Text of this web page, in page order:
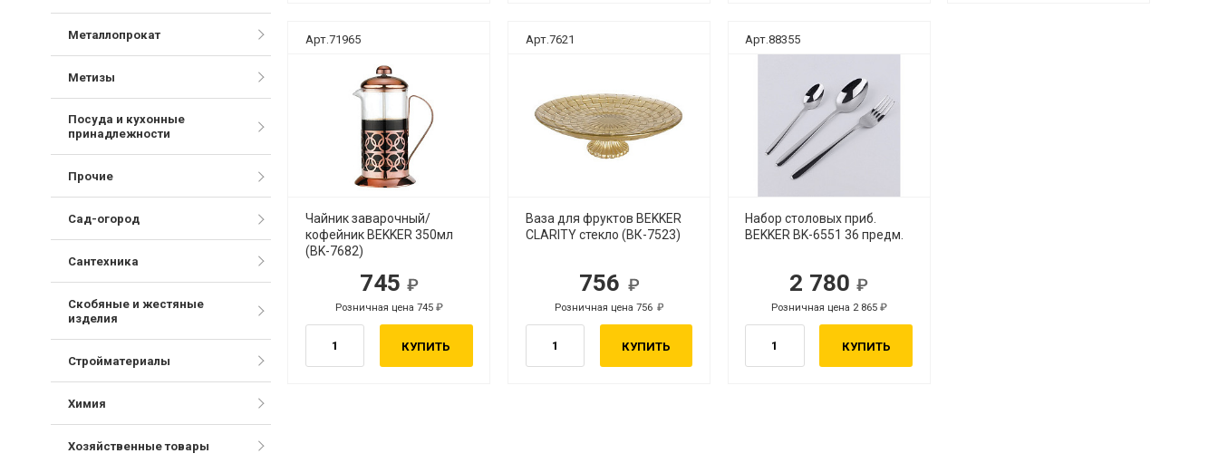
Арт.71965
Чайник заварочный/
кофейник BEKKER 350мл
(BK-7682)
745
Розничная цена 745
КУПИТЬ
Арт.7621
Ваза для фруктов BEKKER
CLARITY стекло (ВК-7523)
756
руб.
Розничная цена 756
руб.
КУПИТЬ
Арт.88355
Набор столовых приб.
BEKKER BK-6551 36 предм.
2 780
руб.
Розничная цена 2 865
руб.
КУПИТЬ
Металлопрокат
Метизы
Посуда и кухонные
принадлежности
Прочие
Сад-огород
Сантехника
Скобяные и жестяные
изделия
Стройматериалы
Химия
Хозяйственные товары